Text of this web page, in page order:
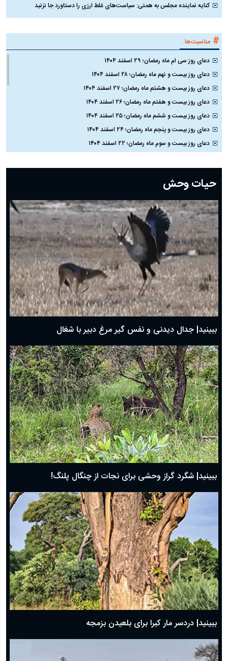
کنایه نماینده مجلس به همتی: سیاست‌های غلط ارزی را دستاورد جا نزنید
# مناسبت‌ها
دعای روز سی ام ماه رمضان؛ ۲۹ اسفند ۱۴۰۴
دعای روز بیست و نهم ماه رمضان؛ ۲۸ اسفند ۱۴۰۴
دعای روز بیست و هشتم ماه رمضان؛ ۲۷ اسفند ۱۴۰۴
دعای روز بیست و هفتم ماه رمضان؛ ۲۶ اسفند ۱۴۰۴
دعای روز بیست و ششم ماه رمضان؛ ۲۵ اسفند ۱۴۰۴
دعای روز بیست و پنجم ماه رمضان؛ ۲۴ اسفند ۱۴۰۴
دعای روز بیست و سوم ماه رمضان؛ ۲۲ اسفند ۱۴۰۴
دعای روز بیستم ماه رمضان؛ ۱۹ اسفند ۱۴۰۴
دعای روز هشتم ماه مبارک رمضان؛ ۷ اسفند ماه ۱۴۰۴
دعای روز هفتم ماه رمضان؛ ۶ اسفند ۱۴۰۴
دعای روز ششم ماه رمضان؛ ۵ اسفند ۱۴۰۴
دعای روز پنجم ماه رمضان؛ ۴ اسفند ۱۴۰۴
دعای روز چهارم ماه مبارک رمضان؛ ۳ اسفند ۱۴۰۴
دعای روز سوم ماه مبارک رمضان؛ ۱۴ اسفند ۱۴۰۴
دعای روز دوم ماه مبارک رمضان ۱ اسفند ماه ۱۴۰۴
دعای روز اول ماه مبارک رمضان، ۳۰ بهمن ۱۴۰۴
حضرت زینب(س) چگونه از دنیا رفت؟
بهترین پیامک تبریک روز پدر ۱۴۰۴؛ جملات زیبا و صمیمانه
حیات وحش
ببینید| جدال دیدنی و نفس گیر مرغ دبیر با شغال
ببینید| شگرد گراز وحشی برای نجات از چنگال پلنگ!
ببینید| دردسر مار کبرا برای بلعیدن بزمجه